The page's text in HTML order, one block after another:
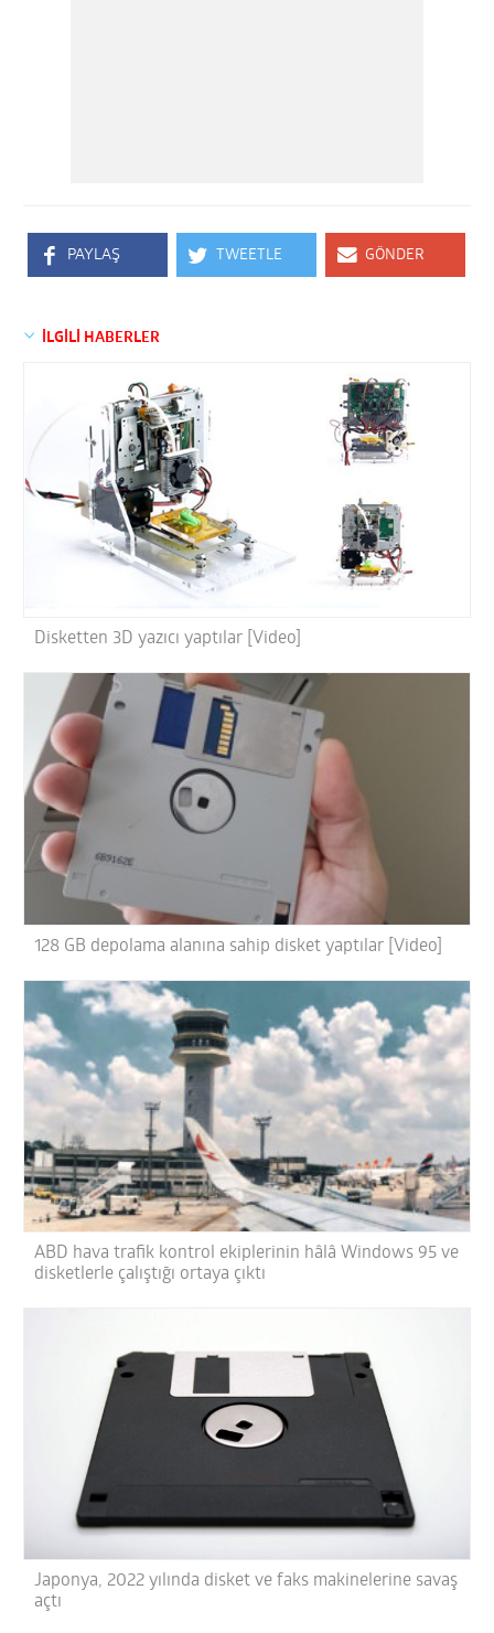
PAYLAŞ TWEETLE GÖNDER
İLGİLİ HABERLER
Disketten 3D yazıcı yaptılar [Video]
128 GB depolama alanına sahip disket yaptılar [Video]
ABD hava trafik kontrol ekiplerinin hâlâ Windows 95 ve
disketlerle çalıştığı ortaya çıktı
Japonya, 2022 yılında disket ve faks makinelerine savaş
açtı